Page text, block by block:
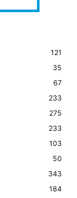
121
35
67
233
275
233
103
50
343
184